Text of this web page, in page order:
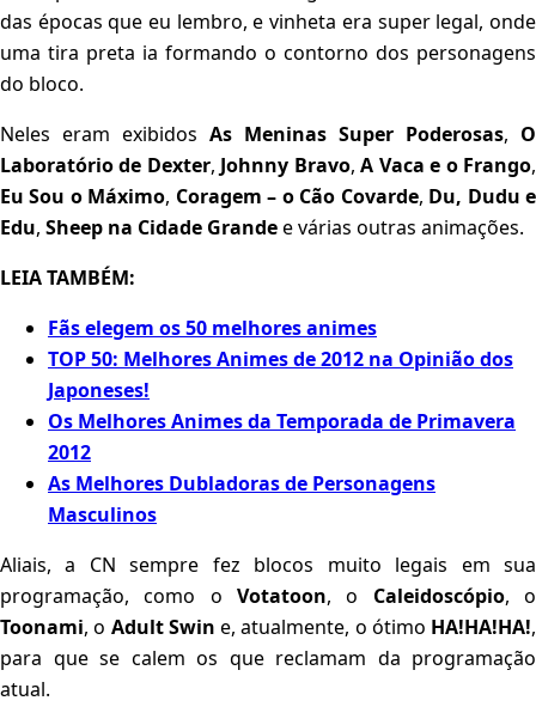
das épocas que eu lembro, e vinheta era super legal, onde
uma tira preta ia formando o contorno dos personagens
do bloco.
Neles eram exibidos As Meninas Super Poderosas, O
Laboratório de Dexter, Johnny Bravo,A Vaca e o Frango,
Eu Sou o Máximo, Coragem – o Cão Covarde, Du, Dudu e
Edu, Sheep na Cidade Grandee várias outras animações.
LEIA TAMBÉM:
Fãs elegem os 50 melhores animes
TOP 50: Melhores Animes de 2012 na Opinião dos
Japoneses!
Os Melhores Animes da Temporada de Primavera
2012
As Melhores Dubladoras de Personagens
Masculinos
Aliais, a CN sempre fez blocos muito legais em sua
programação, como o Votatoon, o Caleidoscópio, o
Toonami, o Adult Swin e, atualmente, o ótimo HA!HA!HA!,
para que se calem os que reclamam da programação
atual.